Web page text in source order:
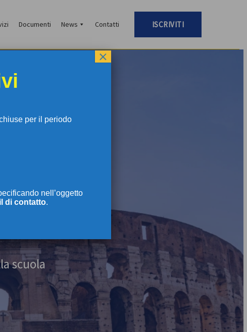
Documenti News Contatti ISCRIVITI
scuola
per il periodo
nell’oggetto
di contatto.
×